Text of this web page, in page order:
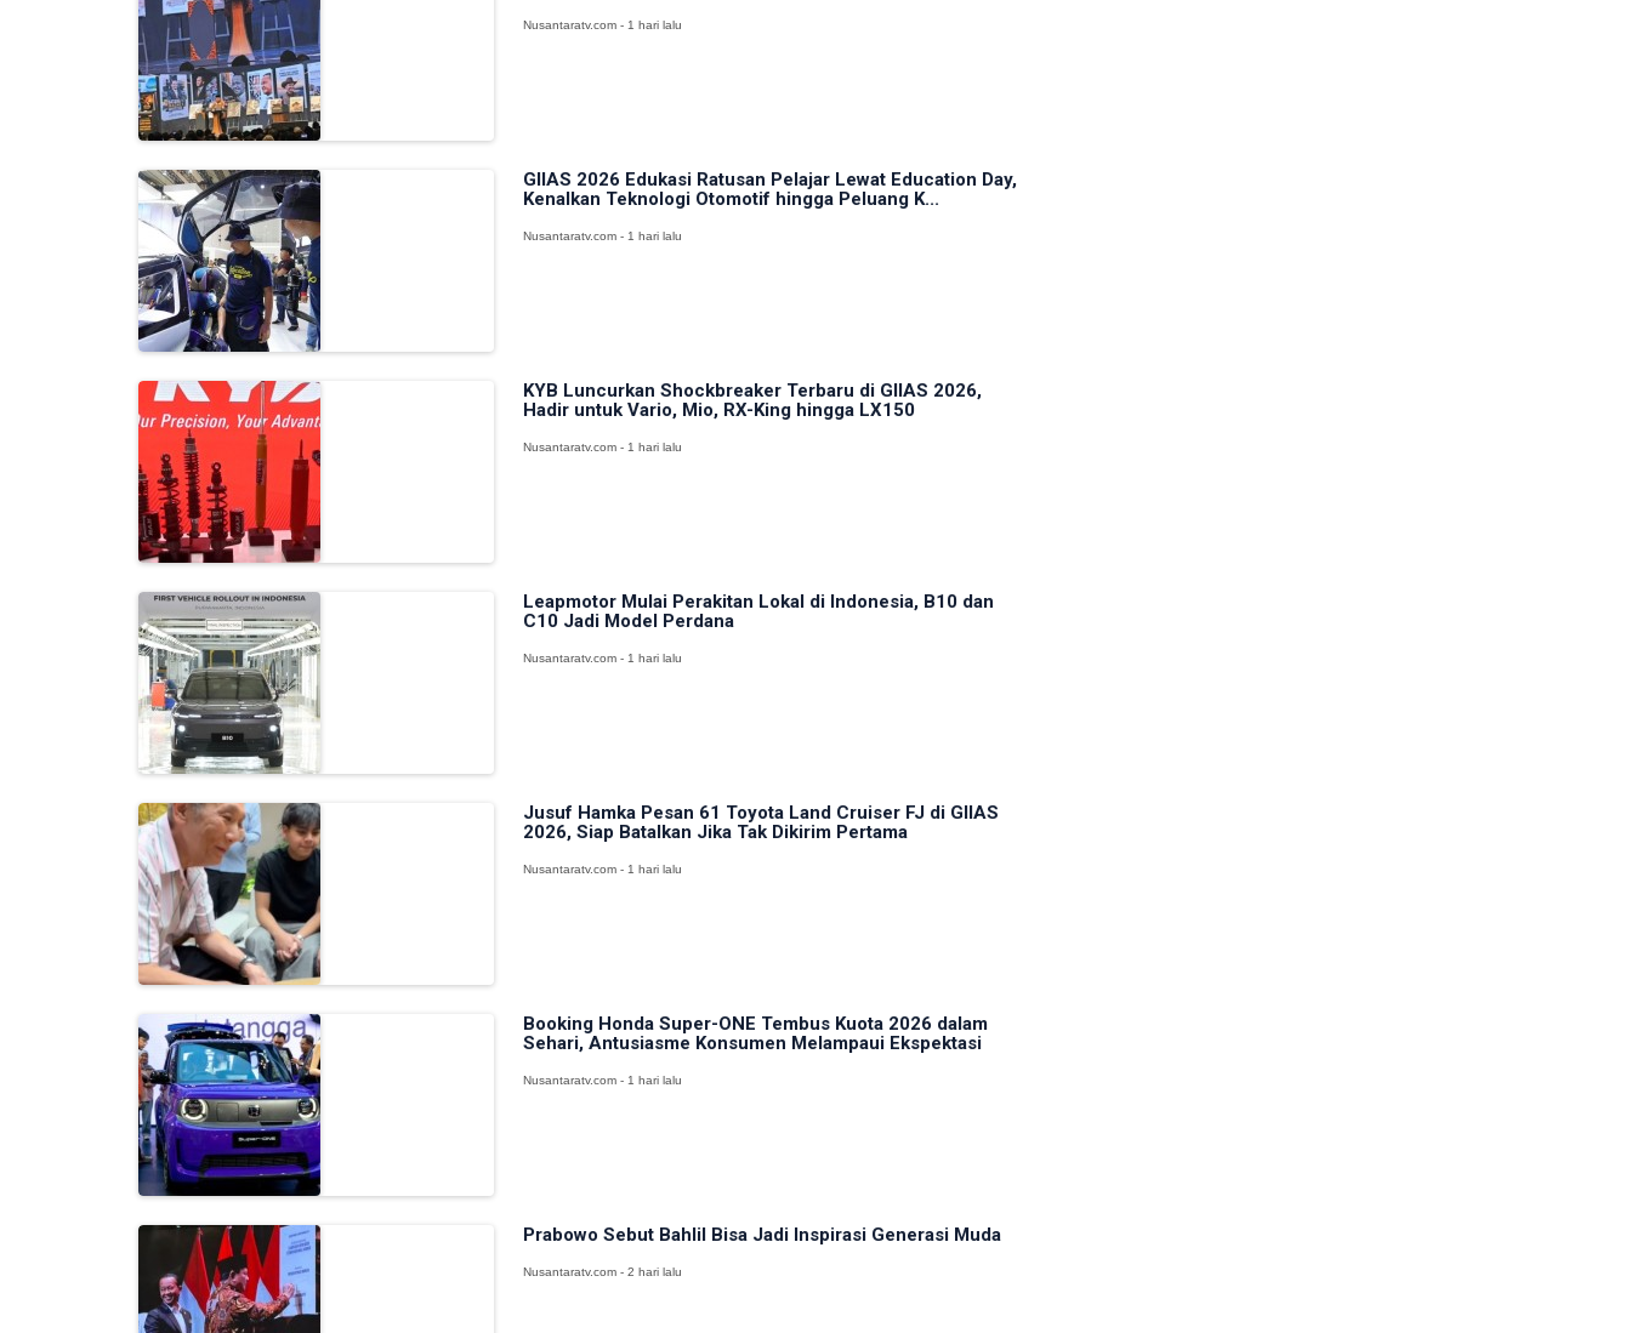
Nusantaratv.com - 1 hari lalu
GIIAS 2026 Edukasi Ratusan Pelajar Lewat Education Day,
Kenalkan Teknologi Otomotif hingga Peluang K...
Nusantaratv.com - 1 hari lalu
KYB Luncurkan Shockbreaker Terbaru di GIIAS 2026,
Hadir untuk Vario, Mio, RX-King hingga LX150
Nusantaratv.com - 1 hari lalu
Leapmotor Mulai Perakitan Lokal di Indonesia, B10 dan
C10 Jadi Model Perdana
Nusantaratv.com - 1 hari lalu
Jusuf Hamka Pesan 61 Toyota Land Cruiser FJ di GIIAS
2026, Siap Batalkan Jika Tak Dikirim Pertama
Nusantaratv.com - 1 hari lalu
Booking Honda Super-ONE Tembus Kuota 2026 dalam
Sehari, Antusiasme Konsumen Melampaui Ekspektasi
Nusantaratv.com - 1 hari lalu
Prabowo Sebut Bahlil Bisa Jadi Inspirasi Generasi Muda
Nusantaratv.com - 2 hari lalu